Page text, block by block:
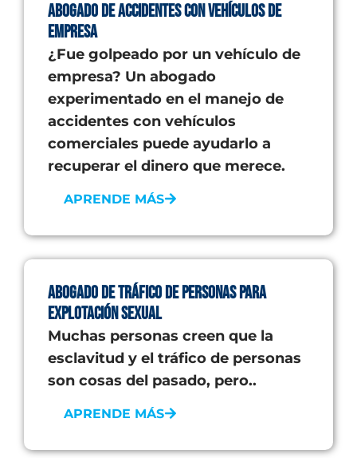
Abogado de Accidentes con Vehículos de
Empresa
¿Fue golpeado por un vehículo de
empresa? Un abogado
experimentado en el manejo de
accidentes con vehículos
comerciales puede ayudarlo a
recuperar el dinero que merece.
APRENDE MÁS
Abogado de Tráfico de Personas para
Explotación Sexual
Muchas personas creen que la
esclavitud y el tráfico de personas
son cosas del pasado, pero..
APRENDE MÁS